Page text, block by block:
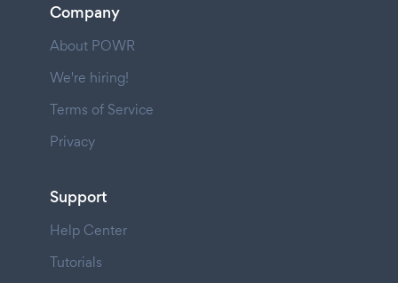
Company
About POWR
We're hiring!
Terms of Service
Privacy
Support
Help Center
Tutorials